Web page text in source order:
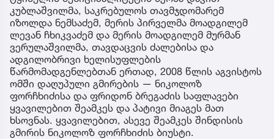
კუბლაშვილმა, საკრებულოს თავმჯდომარემ
იზოლდა ნემსაძემ, მერის პირველმა მოადგილემ
ლევან ჩხიკვაძემ და მერის მოადგილემ მურმან
ვერულაშვილმა, თავდაცვის ძალებისა და
ადგილობრივი ხელისუფლების
წარმომადგენლებთან ერთად, 2008 წლის აგვისტოს
ომში დაღუპული გმირების — ნიკოლოზ
ფორჩხიძისა და ფრიდონ ბრეგაძის საფლავები
ყვავილებით შეამკეს და პატივი მიაგეს მათ
ხსოვნას. ყვავილებით, ასევე შეამკეს შინდისის
გმირის ნიკოლოზ ფორჩხიძის ბიუსტი.